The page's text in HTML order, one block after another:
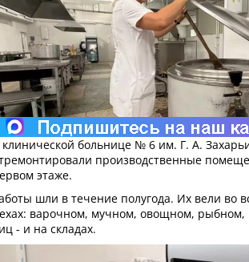
клинической больнице № 6 им. Г. А.
производственные
этаже.
шли в течение полугода. Их вели во
варочном, мучном, овощном, рыбном,
- и на складах.